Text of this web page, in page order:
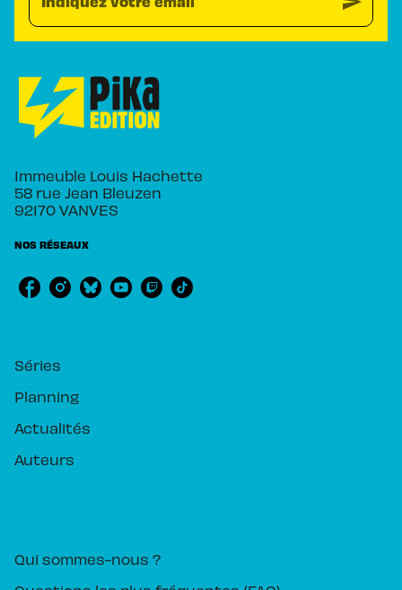
Immeuble Louis Hachette
58 rue Jean Bleuzen
92170 VANVES
NOS RÉSEAUX
Séries
Planning
Actualités
Auteurs
Qui sommes-nous ?